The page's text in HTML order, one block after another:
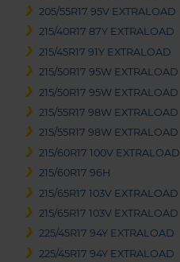
205/55R17 95V EXTRALOAD
215/40R17 87Y EXTRALOAD
215/45R17 91Y EXTRALOAD
215/50R17 95W EXTRALOAD
215/50R17 95W EXTRALOAD
215/55R17 98W EXTRALOAD
215/55R17 98W EXTRALOAD
215/60R17 100V EXTRALOAD
215/60R17 96H
215/65R17 103V EXTRALOAD
215/65R17 103V EXTRALOAD
225/45R17 94Y EXTRALOAD
225/45R17 94Y EXTRALOAD